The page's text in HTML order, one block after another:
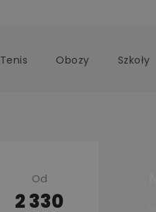
Tenis Obozy Szkoły
Od
2 330